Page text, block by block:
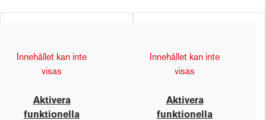
Innehållet kan inte
visas
Aktivera
funktionella
Innehållet kan inte
visas
Aktivera
funktionella